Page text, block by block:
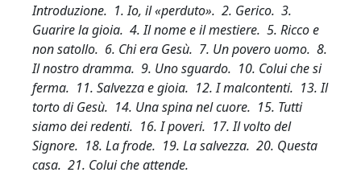
Introduzione. 1. Io, il «perduto». 2. Gerico. 3.
Guarire la gioia. 4. Il nome e il mestiere. 5. Ricco e
non satollo. 6. Chi era Gesù. 7. Un povero uomo. 8.
Il nostro dramma. 9. Uno sguardo. 10. Colui che si
ferma. 11. Salvezza e gioia. 12. I malcontenti. 13. Il
torto di Gesù. 14. Una spina nel cuore. 15. Tutti
siamo dei redenti. 16. I poveri. 17. Il volto del
Signore. 18. La frode. 19. La salvezza. 20. Questa
casa. 21. Colui che attende.